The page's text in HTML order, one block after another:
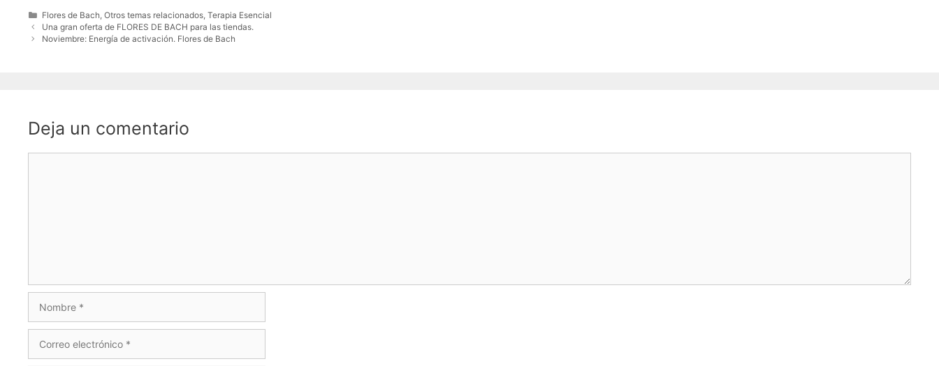
Categorías
Flores de Bach ,Otros temas relacionados ,Terapia Esencial
Una gran oferta de FLORES DE BACH para las tiendas.
Noviembre: Energía de activación. Flores de Bach
Deja un comentario
electrónico